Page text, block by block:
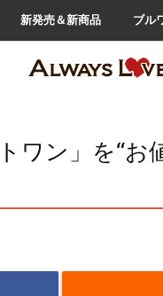
新発売＆新商品 ブル
ワン」を“お